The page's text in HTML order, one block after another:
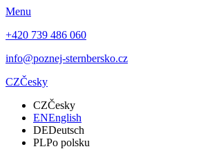
Menu
+420 739 486 060
info@poznej-sternbersko.cz
CZČesky
CZČesky
ENEnglish
DEDeutsch
PLPo polsku